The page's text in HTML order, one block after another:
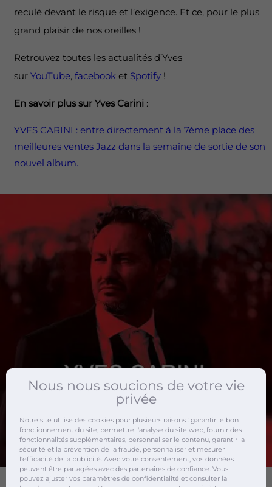
reculé devant le risque et l’exigence. Et ce, pour le plus
grand plaisir de nos oreilles !
Retrouvez toutes les actualités d’Yves
sur YouTube, facebooket Spotify!
En savoir plus sur Yves Carini:
YVES CARINI : entre directement à la 7ème place des
meilleures ventes Jazz dans la semaine de sortie de son
nouvel album.
Nous nous soucions de votre vie
privée
Notre site utilise des cookies pour plusieurs raisons : garantir le bon
fonctionnement du site, permettre l'analyse du site web, fournir des
fonctionnalités supplémentaires, personnaliser le contenu, garantir la
sécurité et la prévention de la fraude, personnaliser et mesurer
l'efficacité de la publicité. Avec votre consentement, vos données
peuvent être partagées avec des partenaires de confiance. Vous
pouvez ajuster vos paramètres de confidentialité et consulter la